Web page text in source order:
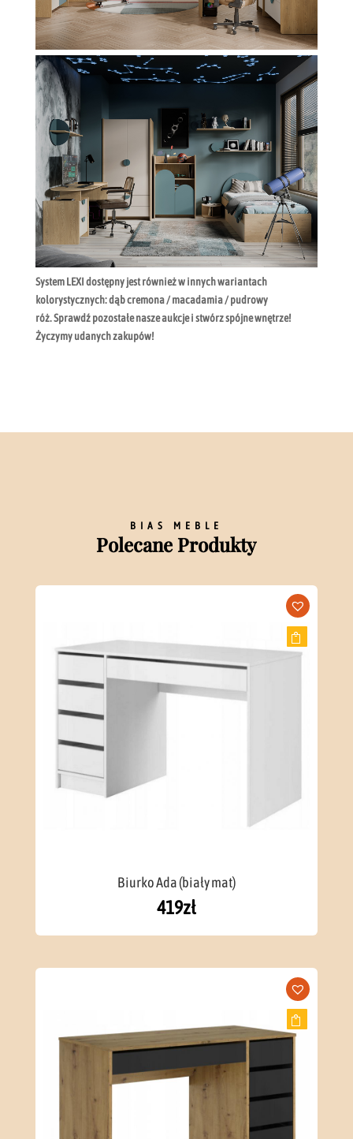
System LEXI dostępny jest również w innych wariantach
kolorystycznych: dąb cremona / macadamia / pudrowy
róż.Sprawdź pozostałe nasze aukcje i stwórz spójne wnętrze!
Życzymy udanych zakupów!
BIAS MEBLE
Polecane Produkty
Biurko Ada (biały mat)
419zł